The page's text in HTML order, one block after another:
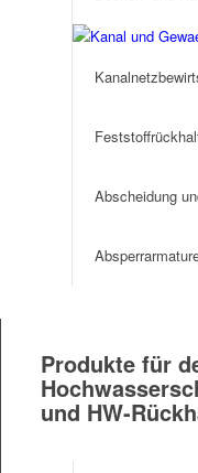
Abscheidung
Produkte für
und HW-